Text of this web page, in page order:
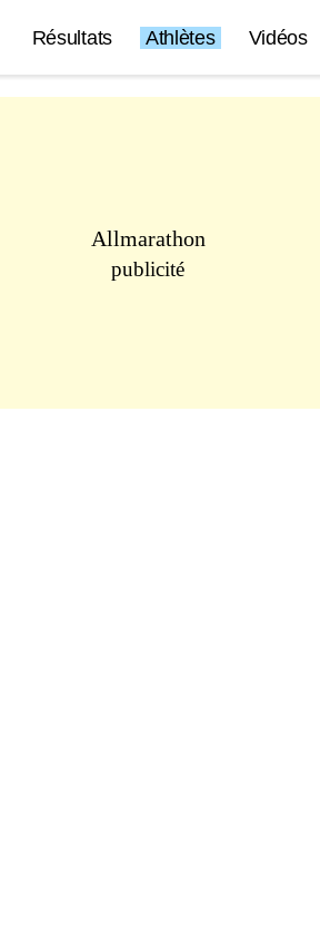
Résultats Athlètes Vidéos
Allmarathon
publicité